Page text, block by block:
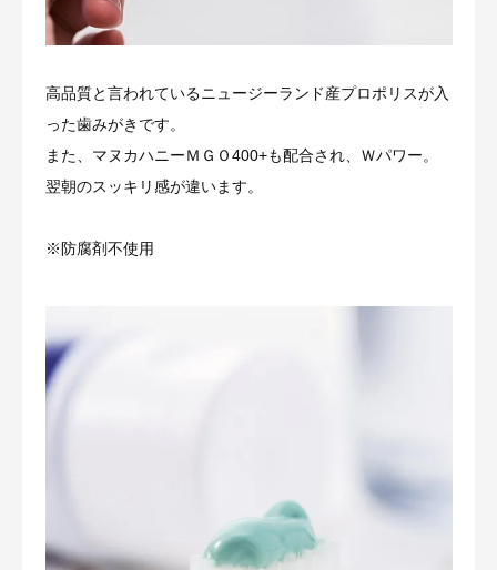
高品質と言われているニュージーランド産プロポリスが入
った歯みがきです。
また、マヌカハニーＭＧＯ400+も配合され、Ｗパワー。
翌朝のスッキリ感が違います。
※防腐剤不使用